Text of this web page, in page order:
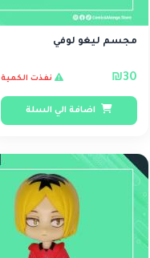
مجسم ليغو لوفي
₪30 نفذت الكمية
اضافة الي السلة